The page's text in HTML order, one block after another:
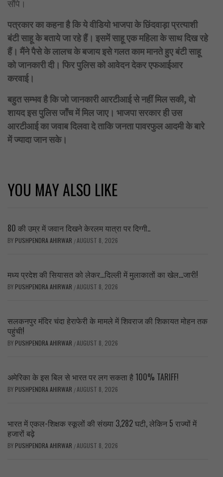
सौंपे।
पत्रकार का कहना है कि ये वीडियो भाजपा के छिंदवाड़ा प्रत्याशी
बंटी साहू के बताये जा रहे हैं। इसमें साहू एक महिला के साथ दिख रहे
हैं। मैंने पैसे के लालच के बजाय इसे गलत काम मानते हुए बंटी साहू
को जानकारी दी। फिर पुलिस को आवेदन देकर एफआईआर
करवाई।
बहुत सम्भव है कि जो जानकारी आरटीआई से नहीं मिल सकी, वो
शायद इस पुलिस जाँच में मिल जाए। भाजपा सरकार ही उस
आरटीआई का जवाब दिलवा दे ताकि जनता पावरफुल आदमी के बारे
में ज्यादा जान सके।
YOU MAY ALSO LIKE
80 की उम्र में जवान दिखने केरलम यात्रा पर दिग्गी..
BY PUSHPENDRA AHIRWAR /AUGUST 8, 2026
मध्य प्रदेश की सियासत को लेकर…दिल्ली में मुलाकातों का खेल…जारी!
BY PUSHPENDRA AHIRWAR /AUGUST 8, 2026
सलकनपुर मंदिर चंदा हेराफेरी के मामले में शिवराज की शिकायत मोहन तक
पहुंची!
BY PUSHPENDRA AHIRWAR /AUGUST 8, 2026
अमेरिका के इस बिल से भारत पर लग सकता है 100% TARIFF!
BY PUSHPENDRA AHIRWAR /AUGUST 8, 2026
भारत में एकल-शिक्षक स्कूलों की संख्या 3,282 घटी, लेकिन 5 राज्यों में
हजारों बढ़े
BY PUSHPENDRA AHIRWAR /AUGUST 8, 2026